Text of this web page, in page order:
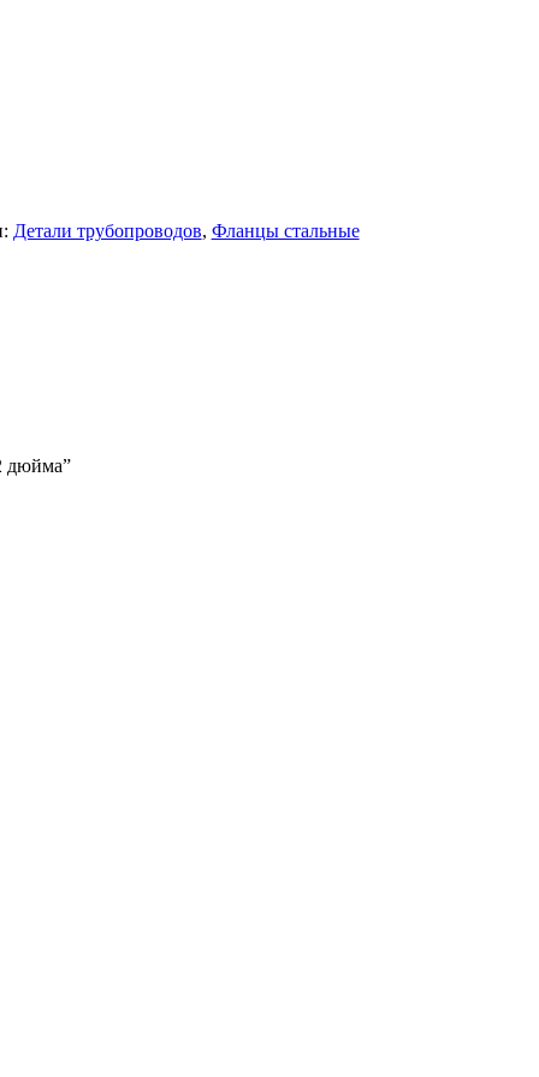
Трубы полипропиленовые PP-R
Детали трубопроводов, Фланцы стальные
дюйма”